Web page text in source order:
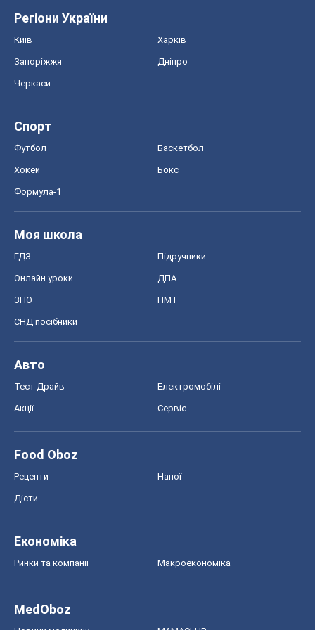
Регіони України
Київ Харків
Запоріжжя Дніпро
Черкаси
Спорт
Футбол Баскетбол
Хокей Бокс
Формула-1
Моя школа
ГДЗ Підручники
Онлайн уроки ДПА
ЗНО НМТ
СНД посібники
Авто
Тест Драйв Електромобілі
Акції Сервіс
Food Oboz
Рецепти Напої
Дієти
Економіка
Ринки та компанії Макроекономіка
MedOboz